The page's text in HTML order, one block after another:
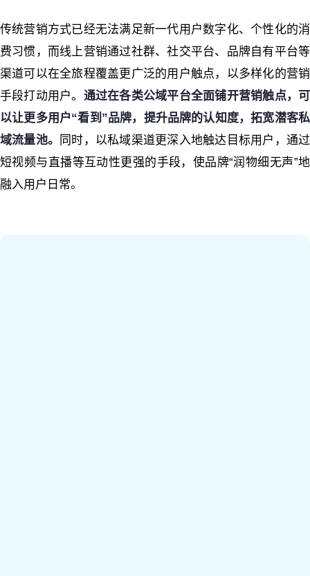
传统营销方式已经无法满足新一代用户数字化、个性化的消
费习惯，而线上营销通过社群、社交平台、品牌自有平台等
渠道可以在全旅程覆盖更广泛的用户触点，以多样化的营销
手段打动用户。 通过在各类公域平台全面铺开营销触点，可
以让更多用户“看到”品牌，提升品牌的认知度，拓宽潜客私
域流量池。
同时，以私域渠道更深入地触达目标用户，通过
短视频与直播等互动性更强的手段，使品牌“润物细无声”地
融入用户日常。